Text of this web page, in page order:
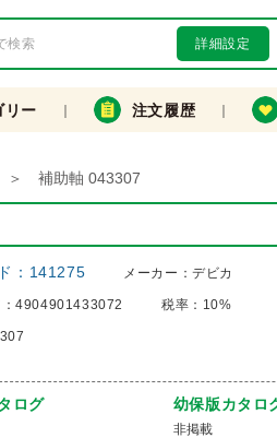
詳細設定
リー 注文履歴
＞ 補助軸 043307
： 141275 メーカー：デビカ
4904901433072 税率： 10%
ログ 幼保版カタロ
非掲載